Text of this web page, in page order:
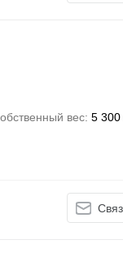
вес 5 300